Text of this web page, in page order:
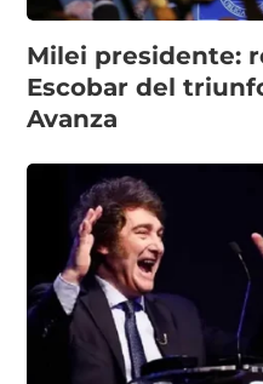
Milei presidente:
Escobar del
Avanza